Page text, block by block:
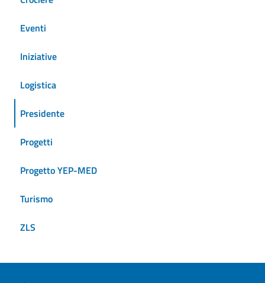
Eventi
Iniziative
Logistica
Presidente
Progetti
Progetto YEP-MED
Turismo
ZLS